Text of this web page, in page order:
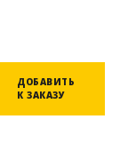
ДОБАВИТЬ
К ЗАКАЗУ